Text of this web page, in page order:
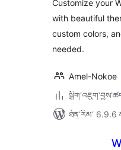
Customize your
with beautiful
custom colors,
needed.
Amel-Nokoe
ཐོན་རིམ་ 6.9.6